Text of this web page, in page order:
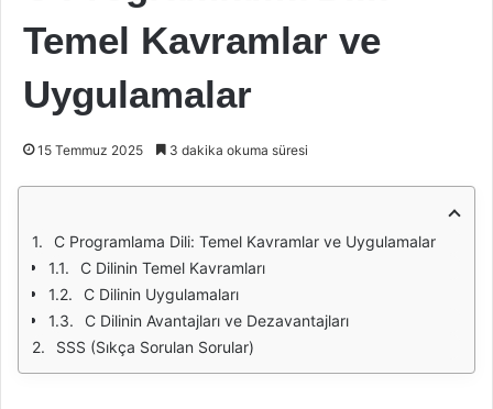
Temel Kavramlar ve
Uygulamalar
15 Temmuz 2025 3 dakika okuma süresi
C Programlama Dili: Temel Kavramlar ve Uygulamalar
C Dilinin Temel Kavramları
C Dilinin Uygulamaları
C Dilinin Avantajları ve Dezavantajları
SSS (Sıkça Sorulan Sorular)